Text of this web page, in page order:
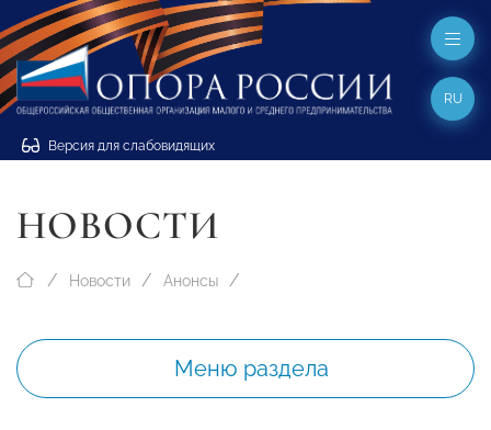
Версия для слабовидящих
RU
НОВОСТИ
Новости Анонсы
Меню раздела